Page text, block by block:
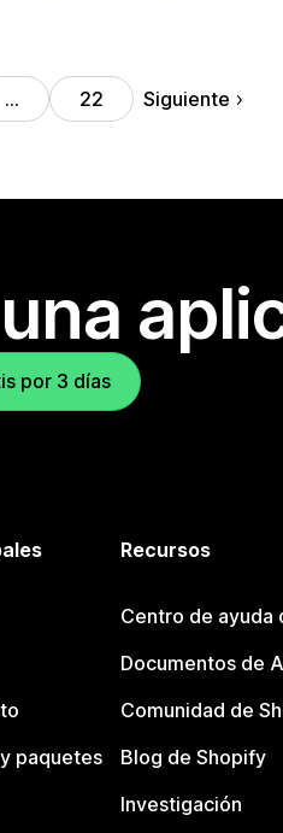
… 22 Siguiente
por 3 días
paquetes
Recursos
Centro de ayuda
Documentos de
Comunidad de
Blog de Shopify
Investigación